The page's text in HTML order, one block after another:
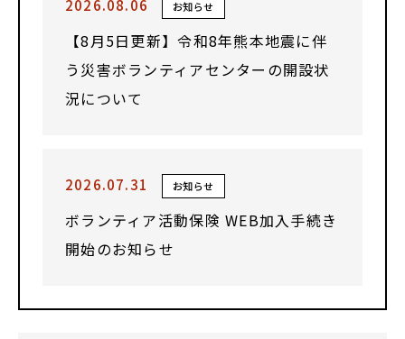
2026.08.06 お知らせ
【8月5日更新】令和8年熊本地震に伴
う災害ボランティアセンターの開設状
況について
2026.07.31 お知らせ
ボランティア活動保険 WEB加入手続き
開始のお知らせ